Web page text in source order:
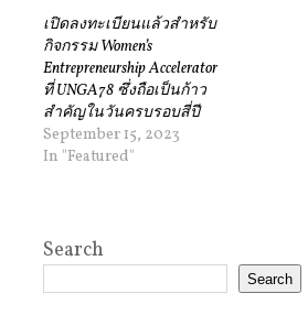
เปิดลงทะเบียนแล้วสำหรับ
กิจกรรม Women’s
Entrepreneurship Accelerator
ที่ UNGA78 ซึ่งถือเป็นก้าว
สำคัญในวันครบรอบสี่ปี
September 15, 2023
In "Featured"
Search
Search